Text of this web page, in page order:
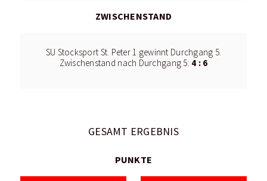
ZWISCHENSTAND
SU Stocksport St. Peter 1 gewinnt Durchgang 5.
Zwischenstand nach Durchgang 5: 4 : 6
GESAMT ERGEBNIS
PUNKTE